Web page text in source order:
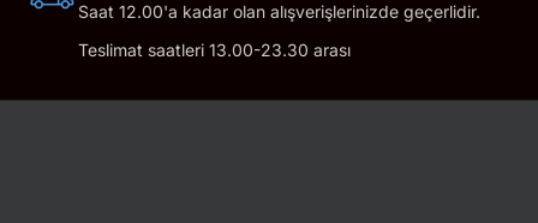
Saat 12.00'a kadar olan alışverişlerinizde geçerlidir.
Teslimat saatleri 13.00-23.30 arası